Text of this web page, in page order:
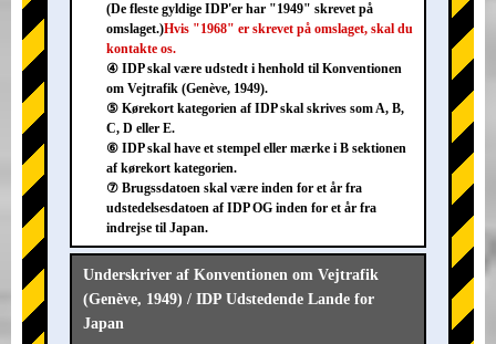
(De fleste gyldige IDP'er har "1949" skrevet på
omslaget.)Hvis "1968" er skrevet på omslaget, skal du
kontakte os.
④ IDP skal være udstedt i henhold til Konventionen
om Vejtrafik (Genève, 1949).
⑤ Kørekort kategorien af IDP skal skrives som A, B,
C, D eller E.
⑥ IDP skal have et stempel eller mærke i B sektionen
af kørekort kategorien.
⑦ Brugssdatoen skal være inden for et år fra
udstedelsesdatoen af IDP OG inden for et år fra
indrejse til Japan.
Underskriver af Konventionen om Vejtrafik
(Genève, 1949) / IDP Udstedende Lande for
Japan